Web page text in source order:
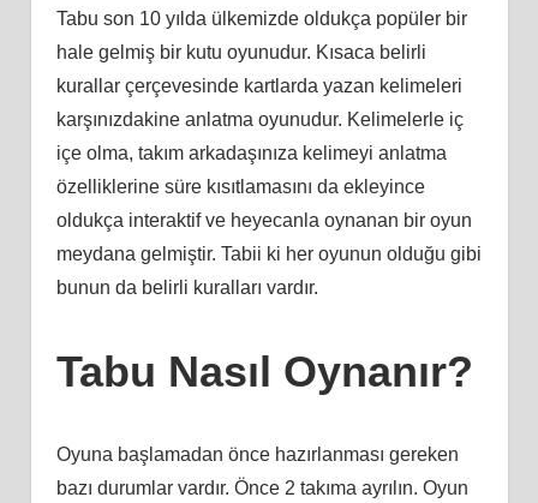
Tabu son 10 yılda ülkemizde oldukça popüler bir
hale gelmiş bir kutu oyunudur. Kısaca belirli
kurallar çerçevesinde kartlarda yazan kelimeleri
karşınızdakine anlatma oyunudur. Kelimelerle iç
içe olma, takım arkadaşınıza kelimeyi anlatma
özelliklerine süre kısıtlamasını da ekleyince
oldukça interaktif ve heyecanla oynanan bir oyun
meydana gelmiştir. Tabii ki her oyunun olduğu gibi
bunun da belirli kuralları vardır.
Tabu Nasıl Oynanır?
Oyuna başlamadan önce hazırlanması gereken
bazı durumlar vardır. Önce 2 takıma ayrılın. Oyun